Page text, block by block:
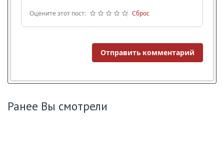
Оцените этот пост: Сброс
Отправить комментарий
Ранее Вы смотрели